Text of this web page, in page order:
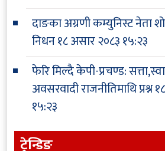
दाङका अग्रणी कम्युनिस्ट नेता
निधन१८ असार २०८३ १५:२३
फेरि मिल्दै केपी-प्रचण्ड:
अवसरवादी राजनीतिमाथि प्रश्न
१५:२३
ट्रेन्डिङ